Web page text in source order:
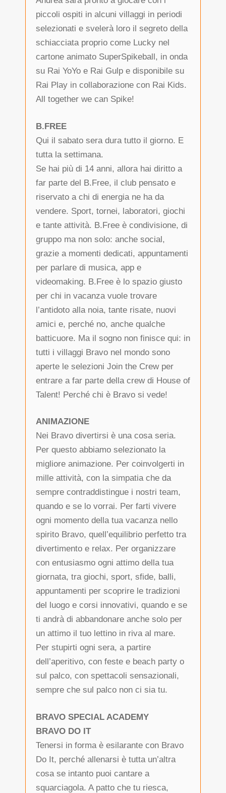
piccoli ospiti in alcuni villaggi in periodi
selezionati e svelerà loro il segreto della
schiacciata proprio come Lucky nel
cartone animato SuperSpikeball, in onda
su Rai YoYo e Rai Gulp e disponibile su
Rai Play in collaborazione con Rai Kids.
All together we can Spike!
B.FREE
Qui il sabato sera dura tutto il giorno. E
tutta la settimana.
Se hai più di 14 anni, allora hai diritto a
far parte del B.Free, il club pensato e
riservato a chi di energia ne ha da
vendere. Sport, tornei, laboratori, giochi
e tante attività. B.Free è condivisione, di
gruppo ma non solo: anche social,
grazie a momenti dedicati, appuntamenti
per parlare di musica, app e
videomaking. B.Free è lo spazio giusto
per chi in vacanza vuole trovare
l’antidoto alla noia, tante risate, nuovi
amici e, perché no, anche qualche
batticuore. Ma il sogno non finisce qui: in
tutti i villaggi Bravo nel mondo sono
aperte le selezioni Join the Crew per
entrare a far parte della crew di House of
Talent! Perché chi è Bravo si vede!
ANIMAZIONE
Nei Bravo divertirsi è una cosa seria.
Per questo abbiamo selezionato la
migliore animazione. Per coinvolgerti in
mille attività, con la simpatia che da
sempre contraddistingue i nostri team,
quando e se lo vorrai. Per farti vivere
ogni momento della tua vacanza nello
spirito Bravo, quell’equilibrio perfetto tra
divertimento e relax. Per organizzare
con entusiasmo ogni attimo della tua
giornata, tra giochi, sport, sfide, balli,
appuntamenti per scoprire le tradizioni
del luogo e corsi innovativi, quando e se
ti andrà di abbandonare anche solo per
un attimo il tuo lettino in riva al mare.
Per stupirti ogni sera, a partire
dell’aperitivo, con feste e beach party o
sul palco, con spettacoli sensazionali,
sempre che sul palco non ci sia tu.
BRAVO SPECIAL ACADEMY
BRAVO DO IT
Tenersi in forma è esilarante con Bravo
Do It, perché allenarsi è tutta un’altra
cosa se intanto puoi cantare a
squarciagola. A patto che tu riesca,